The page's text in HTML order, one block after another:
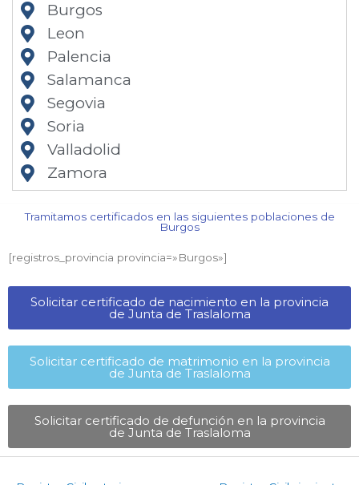
Burgos
Leon
Palencia
Salamanca
Segovia
Soria
Valladolid
Zamora
Tramitamos certificados en las siguientes poblaciones de
Burgos​
[registros_provincia provincia=»Burgos​»]
Solicitar certificado de nacimiento en la provincia
de Junta de Traslaloma​
Solicitar certificado de matrimonio en la provincia
de Junta de Traslaloma​
Solicitar certificado de defunción en la provincia
de Junta de Traslaloma​